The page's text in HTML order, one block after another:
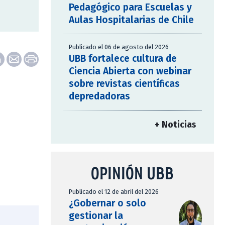
Pedagógico para Escuelas y
Aulas Hospitalarias de Chile
Publicado el 06 de agosto del 2026
UBB fortalece cultura de
Ciencia Abierta con webinar
sobre revistas científicas
depredadoras
+ Noticias
OPINIÓN UBB
Publicado el 12 de abril del 2026
¿Gobernar o solo
gestionar la